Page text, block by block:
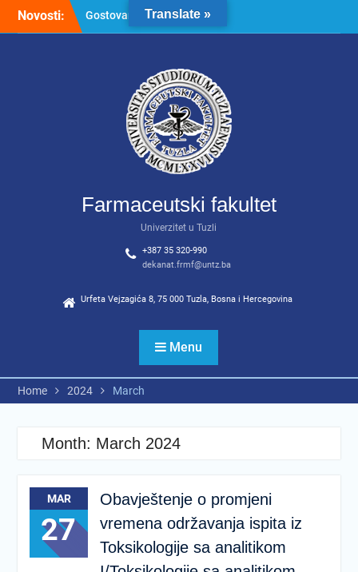
Novosti:
program Kozmetologija!
studija – studijski programi
Farmacija, Kozmetologija,
Kozmetologija (vanredni)
ODLIČNE VIJESTI ZA
BUDUĆE STUDENTE
FARMACIJE I
KOZMETOLOGIJE!
Farmaceutski fakultet
Univerzitet u Tuzli
+387 35 320-990
dekanat.frmf@untz.ba
Urfeta Vejzagića 8, 75 000 Tuzla, Bosna i Hercegovina
Menu
Home 2024 March
Month: March 2024
MAR
27
Obavještenje o promjeni
vremena održavanja ispita iz
Toksikologije sa analitikom
Translate »